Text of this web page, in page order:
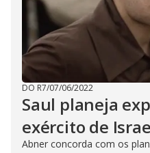
DO R7/07/06/2022
Saul planeja
exército de
Abner concorda com os